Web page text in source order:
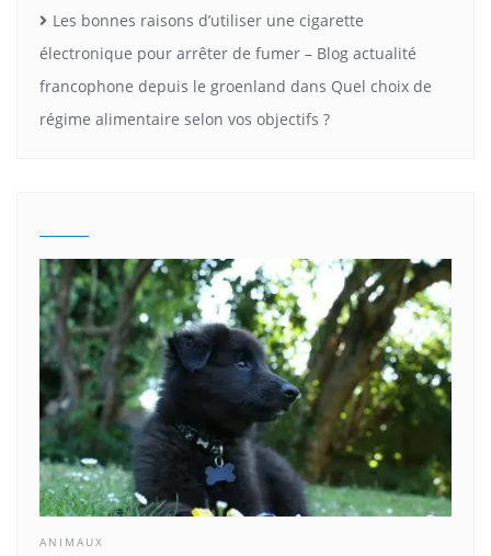
Les bonnes raisons d’utiliser une cigarette
électronique pour arrêter de fumer – Blog actualité
francophone depuis le groenland dans Quel choix de
régime alimentaire selon vos objectifs ?
ANIMAUX